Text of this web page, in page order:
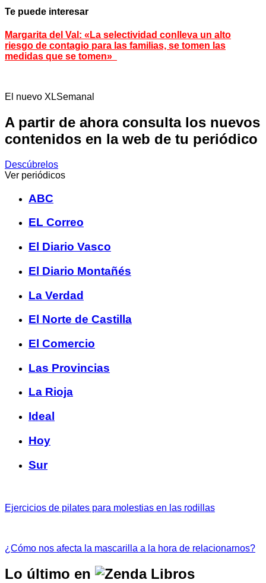
Te puede interesar
Margarita del Val: «La selectividad conlleva un alto
riesgo de contagio para las familias, se tomen las
medidas que se tomen»
El nuevo XLSemanal
A partir de ahora consulta los nuevos
contenidos en la web de tu periódico
Descúbrelos
Ver periódicos
ABC
EL Correo
El Diario Vasco
El Diario Montañés
La Verdad
El Norte de Castilla
El Comercio
Las Provincias
La Rioja
Ideal
Hoy
Sur
Ejercicios de pilates para molestias en las rodillas
¿Cómo nos afecta la mascarilla a la hora de relacionarnos?
Lo último en